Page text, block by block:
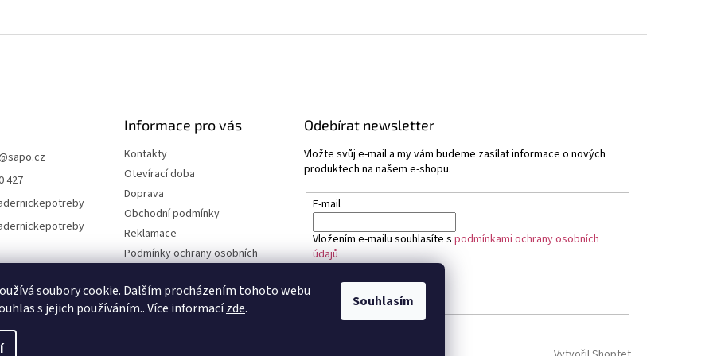
soubory cookie. Dalším procházením tohoto webu
s jejich používáním.. Více informacízde. Souhlasím
sapo.cz
427
Informace pro vás
Kontakty
Otevírací doba
Doprava
Obchodní podmínky
Reklamace
Podmínky ochrany osobních
Časté dotazy
Odebírat newsletter
Vložte svůj e-mail a my vám budeme zasílat informace o nových
produktech na našem e-shopu.
E-mail
Vložením e-mailu souhlasíte spodmínkami ochrany osobních
údajů